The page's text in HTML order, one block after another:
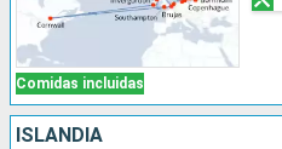
Comidas incluidas
ISLANDIA